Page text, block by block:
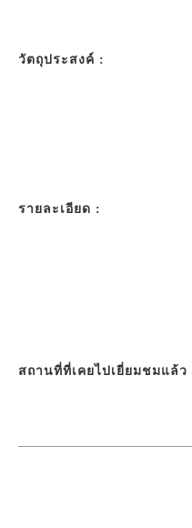
วัตถุประสงค์ :
รายละเอียด :
สถานที่ที่เคยไปเยี่ยมชมแล้ว